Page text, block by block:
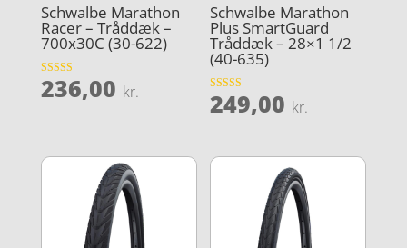
Schwalbe Marathon
Racer – Tråddæk –
700x30C (30-622)
Vurderet
4.8
236,00 kr.
Schwalbe Marathon
Plus SmartGuard
Tråddæk – 28×1 1/2
(40-635)
Vurderet
4.6
249,00 kr.